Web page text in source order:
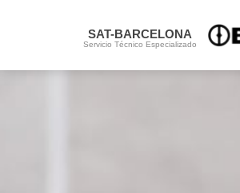
SAT-BARCELONA
Servicio Técnico Especializado